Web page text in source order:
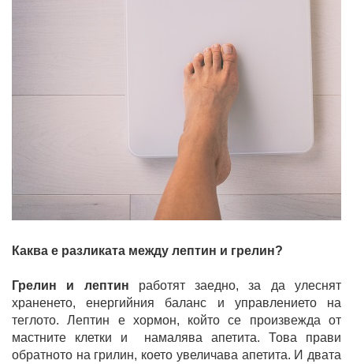
Каква е разликата между лептин и грелин?
Грелин и лептин работят заедно, за да улеснят
храненето, енергийния баланс и управлението на
теглото. Лептин е хормон, който се произвежда от
мастните клетки и намалява апетита. Това прави
обратното на грилин, което увеличава апетита. И двата